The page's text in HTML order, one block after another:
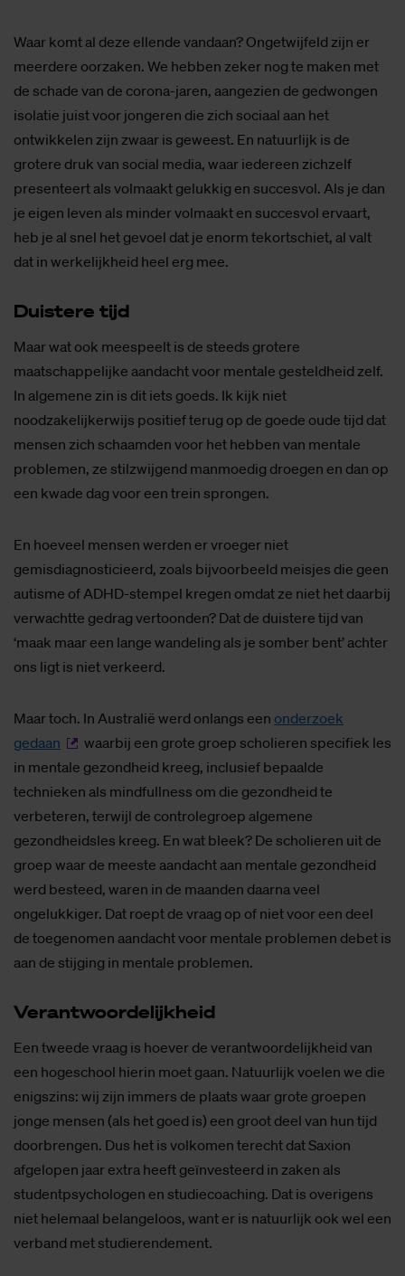
Waar komt al deze ellende vandaan? Ongetwijfeld zijn er
meerdere oorzaken. We hebben zeker nog te maken met
de schade van de corona-jaren, aangezien de gedwongen
isolatie juist voor jongeren die zich sociaal aan het
ontwikkelen zijn zwaar is geweest. En natuurlijk is de
grotere druk van social media, waar iedereen zichzelf
presenteert als volmaakt gelukkig en succesvol. Als je dan
je eigen leven als minder volmaakt en succesvol ervaart,
heb je al snel het gevoel dat je enorm tekortschiet, al valt
dat in werkelijkheid heel erg mee.
Duis­te­re tijd
Maar wat ook meespeelt is de steeds grotere
maatschappelijke aandacht voor mentale gesteldheid zelf.
In algemene zin is dit iets goeds. Ik kijk niet
noodzakelijkerwijs positief terug op de goede oude tijd dat
mensen zich schaamden voor het hebben van mentale
problemen, ze stilzwijgend manmoedig droegen en dan op
een kwade dag voor een trein sprongen.
En hoeveel mensen werden er vroeger niet
gemisdiagnosticieerd, zoals bijvoorbeeld meisjes die geen
autisme of ADHD-stempel kregen omdat ze niet het daarbij
verwachtte gedrag vertoonden? Dat de duistere tijd van
‘maak maar een lange wandeling als je somber bent’ achter
ons ligt is niet verkeerd.
Maar toch. In Australië werd onlangs een onderzoek
gedaan
waarbij een grote groep scholieren specifiek les
in mentale gezondheid kreeg, inclusief bepaalde
technieken als mindfullness om die gezondheid te
verbeteren, terwijl de controlegroep algemene
gezondheidsles kreeg. En wat bleek? De scholieren uit de
groep waar de meeste aandacht aan mentale gezondheid
werd besteed, waren in de maanden daarna veel
ongelukkiger. Dat roept de vraag op of niet voor een deel
de toegenomen aandacht voor mentale problemen debet is
aan de stijging in mentale problemen.
Ver­ant­woor­de­lijk­heid
Een tweede vraag is hoever de verantwoordelijkheid van
een hogeschool hierin moet gaan. Natuurlijk voelen we die
enigszins: wij zijn immers de plaats waar grote groepen
jonge mensen (als het goed is) een groot deel van hun tijd
doorbrengen. Dus het is volkomen terecht dat Saxion
afgelopen jaar extra heeft geïnvesteerd in zaken als
studentpsychologen en studiecoaching. Dat is overigens
niet helemaal belangeloos, want er is natuurlijk ook wel een
verband met studierendement.